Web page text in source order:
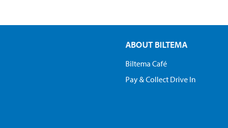
ABOUT BILTEMA
Biltema Café
Pay & Collect Drive In